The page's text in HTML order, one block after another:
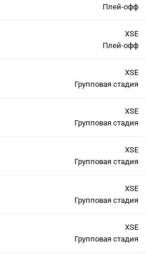
Плей-офф
XSE
Плей-офф
XSE
Групповая стадия
XSE
Групповая стадия
XSE
Групповая стадия
XSE
Групповая стадия
XSE
Групповая стадия